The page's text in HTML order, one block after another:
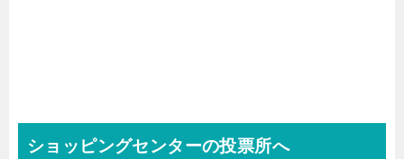
ショッピングセンターの投票所へ